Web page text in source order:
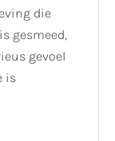
die
gesmeed,
gevoel
is